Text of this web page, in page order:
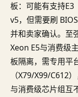
板：可能有支持E3
v5，但需要刷 BIOS
并和卖家确认。至
Xeon E5与消费级主
板隔离，需专用平
（X79/X99/C612）
与消费级芯片组互